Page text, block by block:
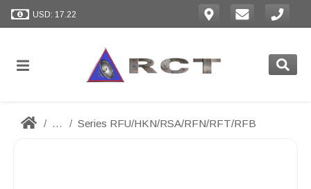
USD: 17.22
... Series RFU/HKN/RSA/RFN/RFT/RFB